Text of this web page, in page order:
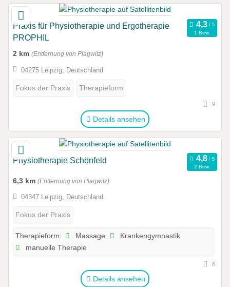
Praxis für Physiotherapie und Ergotherapie
PROPHIL
1 Bew.
2 km (Entfernung von Plagwitz)
04275 Leipzig, Deutschland
Fokus der Praxis Therapieform
9
Details ansehen
Physiotherapie Schönfeld
2 Bew.
6,3 km (Entfernung von Plagwitz)
04347 Leipzig, Deutschland
Fokus der Praxis
Therapieform: Massage
Krankengymnastik
manuelle Therapie
8
Details ansehen